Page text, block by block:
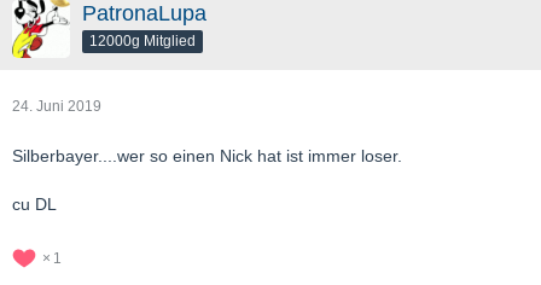
PatronaLupa
12000g Mitglied
24. Juni 2019
Silberbayer....wer so einen Nick hat ist immer loser.
cu DL
1